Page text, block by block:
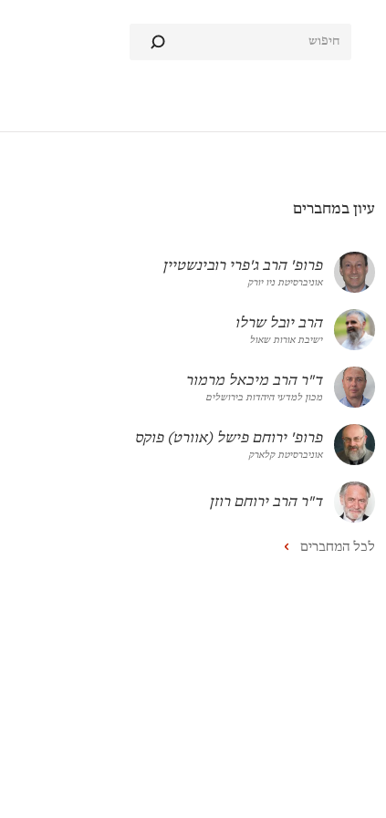
עיון במחברים
פרופ' הרב ג'פרי רובינשטיין
אוניברסיטת ניו יורק
הרב יובל שרלו
ישיבת אורות שאול
ד"ר הרב מיכאל מרמור
מכון למדעי היהדות בירושלים
פרופ' ירוחם פישל (אוורט) פוקס
אוניברסיטת קלארק
ד"ר הרב ירוחם רוזן
לכל המחברים